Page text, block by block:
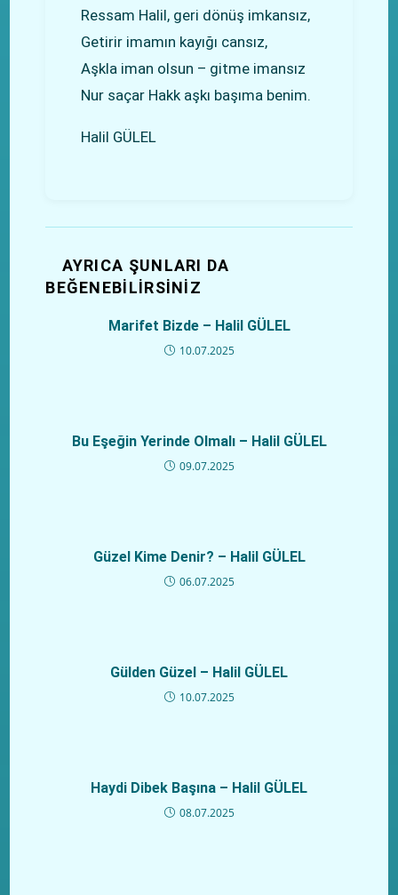
Ressam Halil, geri dönüş imkansız,
Getirir imamın kayığı cansız,
Aşkla iman olsun – gitme imansız
Nur saçar Hakk aşkı başıma benim.
Halil GÜLEL
AYRICA ŞUNLARI DA
BEĞENEBILIRSINIZ
Marifet Bizde – Halil GÜLEL
10.07.2025
Bu Eşeğin Yerinde Olmalı – Halil GÜLEL
09.07.2025
Güzel Kime Denir? – Halil GÜLEL
06.07.2025
Gülden Güzel – Halil GÜLEL
10.07.2025
Haydi Dibek Başına – Halil GÜLEL
08.07.2025